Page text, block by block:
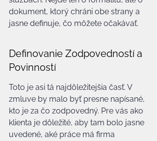
dokument, ktorý chráni obe strany a
jasne definuje, čo môžete očakávať.
Definovanie Zodpovedností a
Povinností
Toto je asi tá najdôležitejšia časť. V
zmluve by malo byť presne napísané,
kto je za čo zodpovedný. Pre vás ako
klienta je dôležité, aby tam bolo jasne
uvedené, aké práce má firma